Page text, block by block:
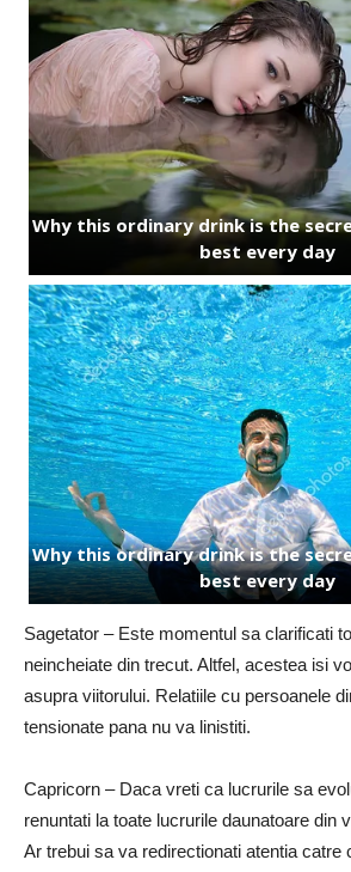
Sagetator – Este momentul sa clarificati
neincheiate din trecut. Altfel, acestea isi
asupra viitorului. Relatiile cu persoanele
tensionate pana nu va linistiti.
Capricorn – Daca vreti ca lucrurile sa
renuntati la toate lucrurile daunatoare din
Ar trebui sa va redirectionati atentia catre